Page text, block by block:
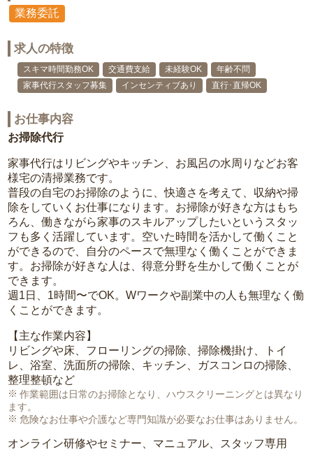
業務委託
求人の特徴
スキマ時間勤務OK 交通費支給 未経験OK
年齢不問
家事代行スタッフ募集
インセンティブあり 直行･直帰OK
お仕事内容
お掃除代行
家事代行はリビングやキッチン、お風呂の水周りなどお客
様宅の清掃業務です。
普段の自宅のお掃除のように、快適さを考えて、収納や掃
除をしていくお仕事になります。お掃除が好きな方はもち
ろん、働きながら家事のスキルアップしたいというスタッ
フも多く活躍しています。空いた時間を活かして働くこと
ができるので、自分のペースで無理なく働くことができま
す。お掃除が好きな人は、得意分野を生かして働くことが
できます。
週1日、1時間〜でOK。Wワークや副業中の人も無理なく働
くことができます。
【主な作業内容】
リビングや床、フローリングの掃除、掃除機掛け、トイ
レ、浴室、洗面所の掃除、キッチン、ガスコンロの掃除、
整理整頓など
作業範囲は日常のお掃除となり、ハウスクリーニングとは異なり
ます。
危険なお仕事や介護など専門知識が必要なお仕事はありません。
オンライン研修やセミナー、マニュアル、スタッフ専用